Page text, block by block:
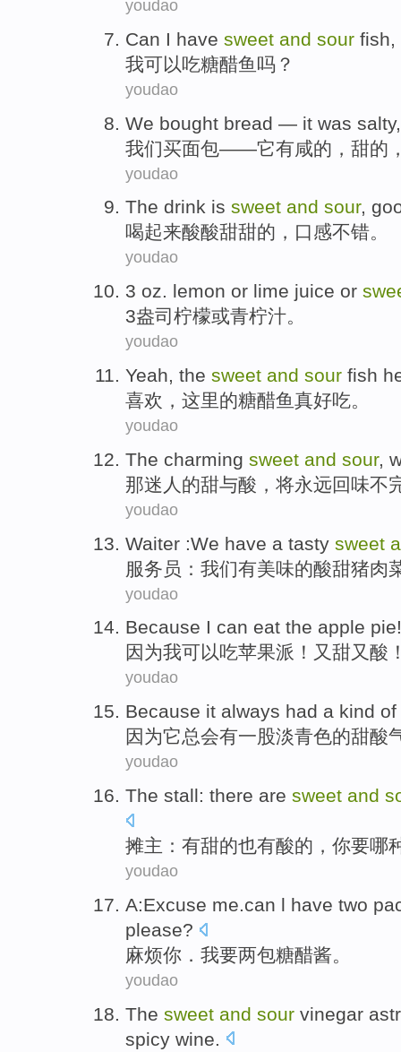
youdao
Can I have sweet and sour fish,
我可以吃糖醋鱼 吗？
youdao
We bought bread — it was salty
我们买面包——它有咸的， 甜的
youdao
The drink is sweet and sour,
喝起来酸酸甜甜的 ， 口感不错。
youdao
3 oz. lemon or lime juice or
3盎司 柠檬或青柠汁。
youdao
Yeah, the sweet and sour fish
喜欢 ， 这里的糖醋鱼真好吃。
youdao
The charming sweet and sour,
那迷人 的甜与酸 ， 将永远回味不
youdao
Waiter :We have a tasty sweet
服务员 ： 我们有美味的酸甜猪肉
youdao
Because I can eat the apple pie
因为我可以吃苹果派 ！ 又 甜又酸
youdao
Because it always had a kind of
因为它总会有一股淡青色的甜酸
youdao
The stall: there are sweet and
摊主 ： 有甜的也有酸的，你要哪
youdao
A:Excuse me.can l have two
please?
麻烦你． 我要两包糖醋酱。
youdao
The sweet and sour vinegar
spicy wine